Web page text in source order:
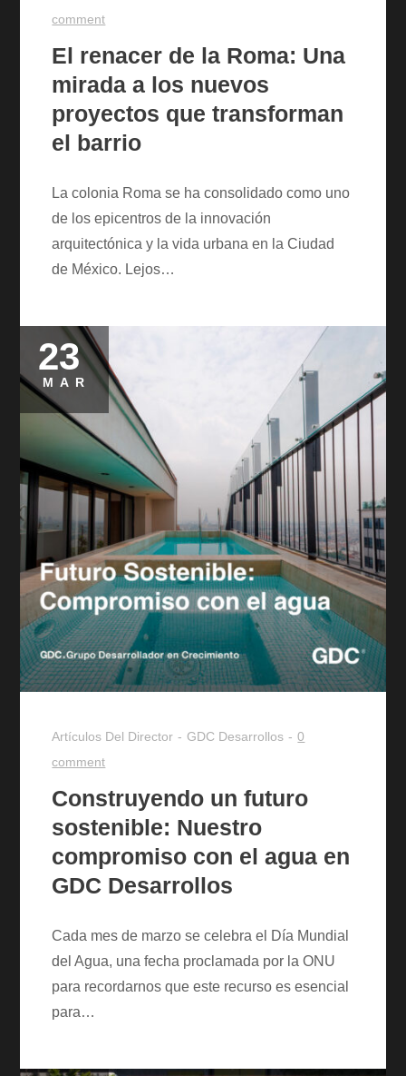
comment
El renacer de la Roma: Una
mirada a los nuevos
proyectos que transforman
el barrio
La colonia Roma se ha consolidado como uno
de los epicentros de la innovación
arquitectónica y la vida urbana en la Ciudad
de México. Lejos…
Posted
on
23
MAR
Artículos Del Director GDC Desarrollos
0
comment
Construyendo un futuro
sostenible: Nuestro
compromiso con el agua en
GDC Desarrollos
Cada mes de marzo se celebra el Día Mundial
del Agua, una fecha proclamada por la ONU
para recordarnos que este recurso es esencial
para…